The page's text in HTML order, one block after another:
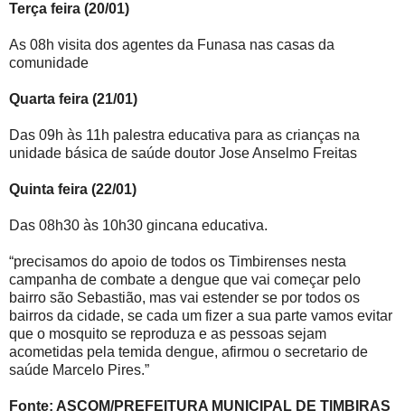
Terça feira (20/01)
As 08h visita dos agentes da Funasa nas casas da
comunidade
Quarta feira (21/01)
Das 09h às 11h palestra educativa para as crianças na
unidade básica de saúde doutor Jose Anselmo Freitas
Quinta feira (22/01)
Das 08h30 às 10h30 gincana educativa.
“precisamos do apoio de todos os Timbirenses nesta
campanha de combate a dengue que vai começar pelo
bairro são Sebastião, mas vai estender se por todos os
bairros da cidade, se cada um fizer a sua parte vamos evitar
que o mosquito se reproduza e as pessoas sejam
acometidas pela temida dengue, afirmou o secretario de
saúde Marcelo Pires.”
Fonte: ASCOM/PREFEITURA MUNICIPAL DE TIMBIRAS